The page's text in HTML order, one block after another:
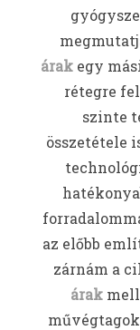
árak egy
rétegre
szinte
összetétele
az előbb
zárnám a
árak